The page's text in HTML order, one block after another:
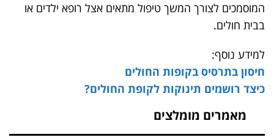
המוסמכים לצורך המשך טיפול מתאים אצל רופא ילדים או
בבית חולים.
למידע נוסף:
חיסון בתרסיס בקופות החולים
כיצד רושמים תינוקות לקופת החולים?
מאמרים מומלצים